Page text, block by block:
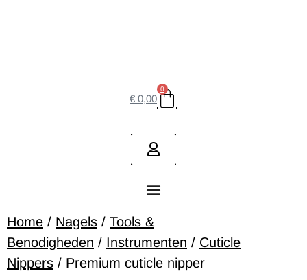
€ 0,00
0
Home / Nagels / Tools &
Benodigheden / Instrumenten / Cuticle
Nippers / Premium cuticle nipper